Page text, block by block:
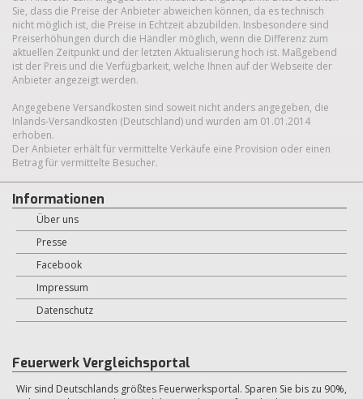
Sie, dass die Preise der Anbieter abweichen können, da es technisch
nicht möglich ist, die Preise in Echtzeit abzubilden. Insbesondere sind
Preiserhöhungen durch die Händler möglich, wenn die Differenz zum
aktuellen Zeitpunkt und der letzten Aktualisierung hoch ist. Maßgebend
ist der Preis und die Verfügbarkeit, welche Ihnen auf der Webseite der
Anbieter angezeigt werden.
Angegebene Versandkosten sind soweit nicht anders angegeben, die
Inlands-Versandkosten (Deutschland) und wurden am 01.01.2014
erhoben.
Der Anbieter erhält für vermittelte Verkäufe eine Provision oder einen
Betrag für vermittelte Besucher.
Informationen
Über uns
Presse
Facebook
Impressum
Datenschutz
Feuerwerk Vergleichsportal
Wir sind Deutschlands größtes Feuerwerksportal. Sparen Sie bis zu 90%,